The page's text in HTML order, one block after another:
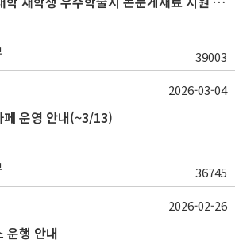
39003
운영 안내(~3/13)
36745
2026-03-04
운행 안내
2026-02-26